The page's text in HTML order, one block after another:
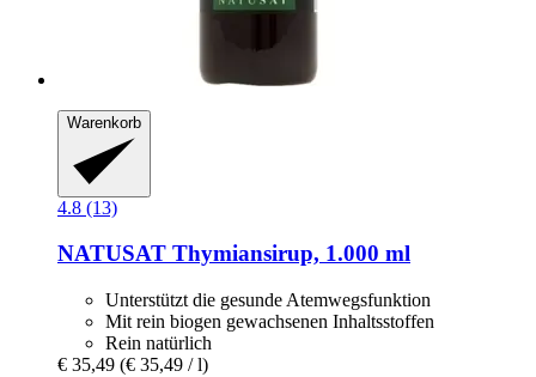
Warenkorb
4.8 (13)
NATUSAT Thymiansirup, 1.000 ml
Unterstützt die gesunde Atemwegsfunktion
Mit rein biogen gewachsenen Inhaltsstoffen
Rein natürlich
€ 35,49 (€ 35,49 / l)